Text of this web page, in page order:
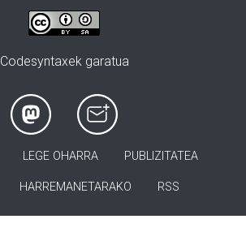
Codesyntaxek garatua
LEGE OHARRA PUBLIZITATEA
HARREMANETARAKO RSS